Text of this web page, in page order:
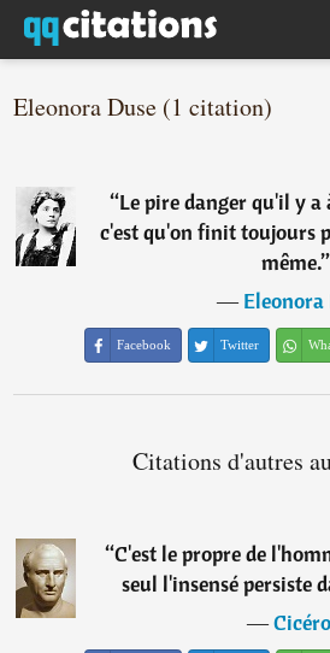
Eleonora Duse (1 citation)
“Le pire danger qu'il y
c'est qu'on finit toujours
même.”
―Eleonora
Facebook Twitter
Citations d'autres
“C'est le propre de
seul l'insensé persiste
―